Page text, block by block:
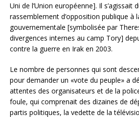
Uni de l’Union européenne]. Il s’agissait
rassemblement d’opposition publique à
gouvernementale [symbolisée par
divergences internes au camp Tory]
contre la guerre en Irak en 2003.
Le nombre de personnes qui sont
pour demander un «vote du peuple» a
attentes des organisateurs et de la
foule, qui comprenait des dizaines de
partis politiques, la vedette de la